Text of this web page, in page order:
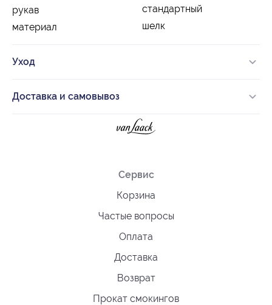
рукав
стандартный
материал
шелк
Уход
Доставка и самовывоз
Сервис
Корзина
Частые вопросы
Оплата
Доставка
Возврат
Прокат смокингов